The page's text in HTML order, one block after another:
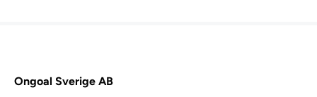
Ongoal Sverige AB